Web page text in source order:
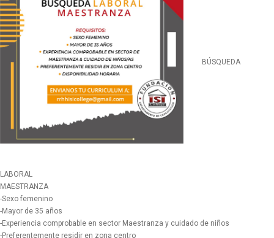
BÚSQUEDA
LABORAL
MAESTRANZA
-Sexo femenino
-Mayor de 35 años
-Experiencia comprobable en sector Maestranza y cuidado de niños
-Preferentemente residir en zona centro